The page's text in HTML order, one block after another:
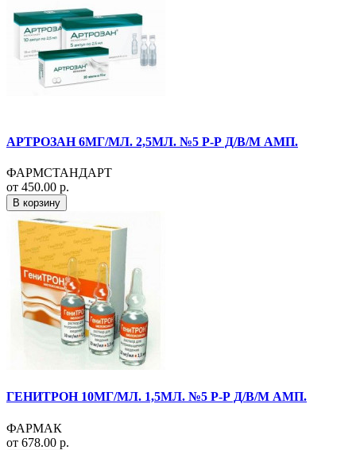
АРТРОЗАН 6МГ/МЛ. 2,5МЛ. №5 Р-Р Д/В/М АМП.
ФАРМСТАНДАРТ
от 450.00 р.
В корзину
ГЕНИТРОН 10МГ/МЛ. 1,5МЛ. №5 Р-Р Д/В/М АМП.
ФАРМАК
от 678.00 р.